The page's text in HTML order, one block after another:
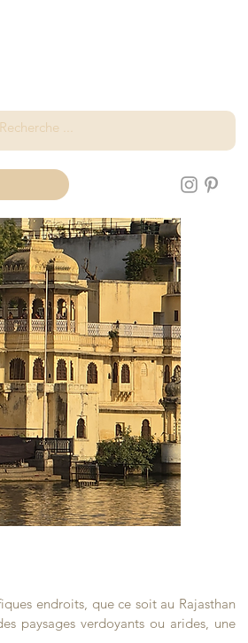
endroits, que ce soit au Rajasthan
paysages verdoyants ou arides, une